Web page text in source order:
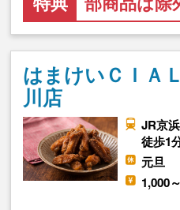
はまけいＣＩＡ
川店
JR京
徒歩1
元旦
1,000